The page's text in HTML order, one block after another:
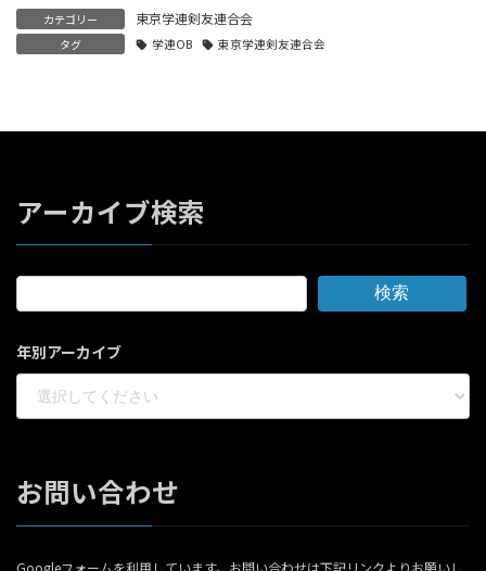
カテゴリー 東京学連剣友連合会
タグ 学連OB 東京学連剣友連合会
アーカイブ検索
検索
年別アーカイブ
お問い合わせ
Googleフォームを利用しています。お問い合わせは下記リンクよりお願いし